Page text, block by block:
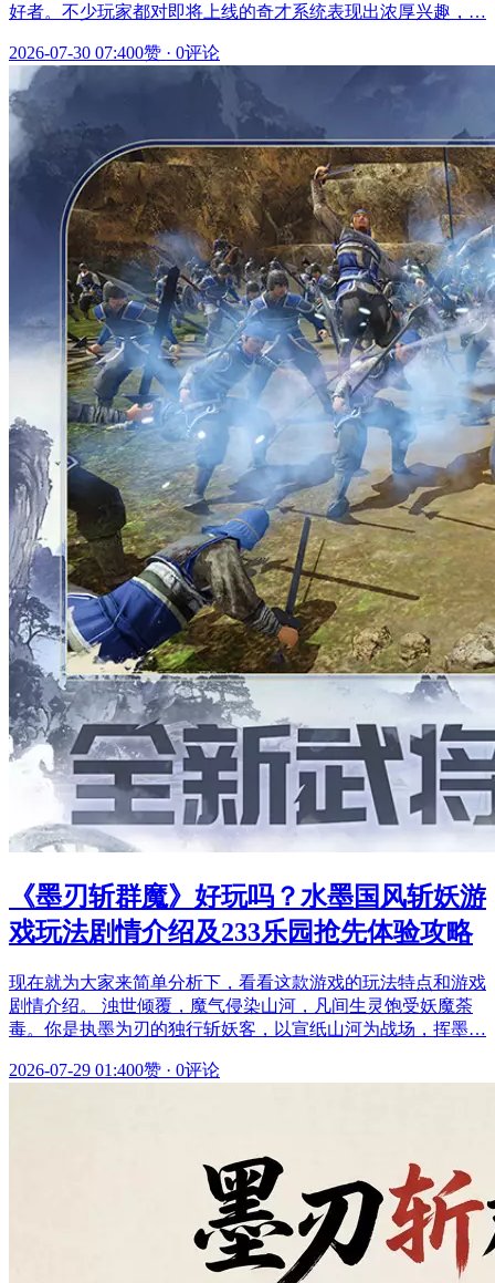
好者。不少玩家都对即将上线的奇才系统表现出浓厚兴趣，…
2026-07-30 07:400赞 · 0评论
《墨刃斩群魔》好玩吗？水墨国风斩妖游
戏玩法剧情介绍及233乐园抢先体验攻略
现在就为大家来简单分析下，看看这款游戏的玩法特点和游戏
剧情介绍。 浊世倾覆，魔气侵染山河，凡间生灵饱受妖魔荼
毒。你是执墨为刃的独行斩妖客，以宣纸山河为战场，挥墨…
2026-07-29 01:400赞 · 0评论